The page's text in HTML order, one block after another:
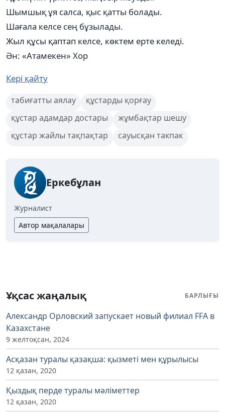
Шымшық ұя салса, қыс қатты болады.
Шағала келсе сең бұзылады.
Жыл құсы қаптап келсе, көктем ерте келеді.
Ән: «Атамекен» Хор
Кері қайту
табиғатты аялау
құстарды қорғау
құстар адамдар достары
жұмбақтар шешу
құстар жайлы тақпақтар
сауысқан такпак
Еркебұлан
Журналист
Автор мақалалары
Ұқсас жаңалық БАРЛЫҒЫ
Александр Орловский запускает новый филиал FFA в
Казахстане
9 желтоқсан, 2024
Асқазан туралы қазақша: қызметі мен құрылысы
12 қазан, 2020
Қыздық перде туралы мәліметтер
12 қазан, 2020